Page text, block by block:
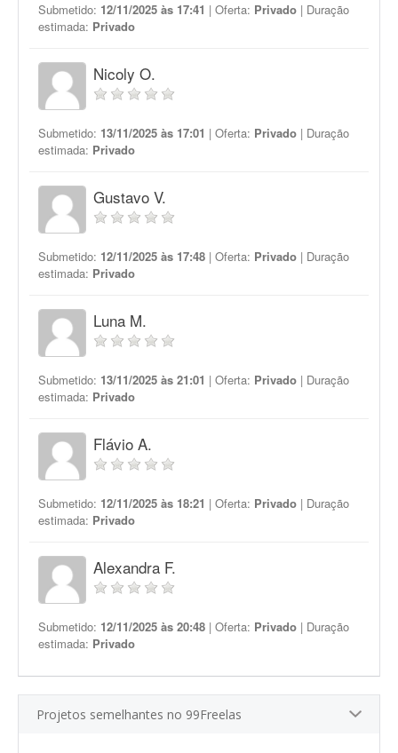
Submetido: 12/11/2025 às 17:41 | Oferta: Privado | Duração
estimada: Privado
Nicoly O.
Submetido: 13/11/2025 às 17:01 | Oferta: Privado | Duração
estimada: Privado
Gustavo V.
Submetido: 12/11/2025 às 17:48 | Oferta: Privado | Duração
estimada: Privado
Luna M.
Submetido: 13/11/2025 às 21:01 | Oferta: Privado | Duração
estimada: Privado
Flávio A.
Submetido: 12/11/2025 às 18:21 | Oferta: Privado | Duração
estimada: Privado
Alexandra F.
Submetido: 12/11/2025 às 20:48 | Oferta: Privado | Duração
estimada: Privado
Projetos semelhantes no 99Freelas